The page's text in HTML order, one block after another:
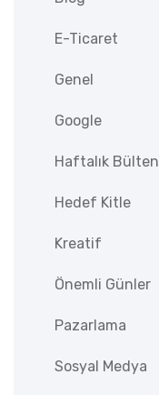
E-Ticaret
Genel
Google
Haftalık Bülten
Hedef Kitle
Kreatif
Önemli Günler
Pazarlama
Sosyal Medya